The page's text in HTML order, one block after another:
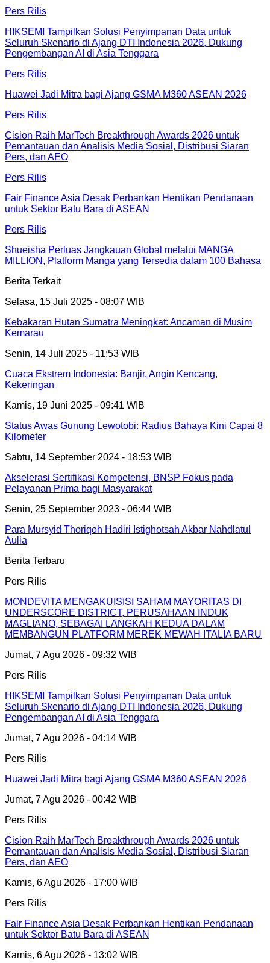
Pers Rilis
HIKSEMI Tampilkan Solusi Penyimpanan Data untuk
Seluruh Skenario di Ajang DTI Indonesia 2026, Dukung
Pengembangan AI di Asia Tenggara
Pers Rilis
Huawei Jadi Mitra bagi Ajang GSMA M360 ASEAN 2026
Pers Rilis
Cision Raih MarTech Breakthrough Awards 2026 untuk
Pemantauan dan Analisis Media Sosial, Distribusi Siaran
Pers, dan AEO
Pers Rilis
Fair Finance Asia Desak Perbankan Hentikan Pendanaan
untuk Sektor Batu Bara di ASEAN
Pers Rilis
Shueisha Perluas Jangkauan Global melalui MANGA
MILLION, Platform Manga yang Tersedia dalam 100 Bahasa
Berita Terkait
Selasa, 15 Juli 2025 - 08:07 WIB
Kebakaran Hutan Sumatra Meningkat: Ancaman di Musim
Kemarau
Senin, 14 Juli 2025 - 11:53 WIB
Cuaca Ekstrem Indonesia: Banjir, Angin Kencang,
Kekeringan
Kamis, 19 Juni 2025 - 09:41 WIB
Status Awas Gunung Lewotobi: Radius Bahaya Kini Capai 8
Kilometer
Sabtu, 14 September 2024 - 18:53 WIB
Akselerasi Sertifikasi Kompetensi, BNSP Fokus pada
Pelayanan Prima bagi Masyarakat
Senin, 25 September 2023 - 06:44 WIB
Para Mursyid Thoriqoh Hadiri Istighotsah Akbar Nahdlatul
Aulia
Berita Terbaru
Pers Rilis
MONDEVITA MENGAKUISISI SAHAM MAYORITAS DI
UNDERSCORE DISTRICT, PERUSAHAAN INDUK
MAGLIANO, SEBAGAI LANGKAH KEDUA DALAM
MEMBANGUN PLATFORM MEREK MEWAH ITALIA BARU
Jumat, 7 Agu 2026 - 09:32 WIB
Pers Rilis
HIKSEMI Tampilkan Solusi Penyimpanan Data untuk
Seluruh Skenario di Ajang DTI Indonesia 2026, Dukung
Pengembangan AI di Asia Tenggara
Jumat, 7 Agu 2026 - 04:14 WIB
Pers Rilis
Huawei Jadi Mitra bagi Ajang GSMA M360 ASEAN 2026
Jumat, 7 Agu 2026 - 00:42 WIB
Pers Rilis
Cision Raih MarTech Breakthrough Awards 2026 untuk
Pemantauan dan Analisis Media Sosial, Distribusi Siaran
Pers, dan AEO
Kamis, 6 Agu 2026 - 17:00 WIB
Pers Rilis
Fair Finance Asia Desak Perbankan Hentikan Pendanaan
untuk Sektor Batu Bara di ASEAN
Kamis, 6 Agu 2026 - 13:02 WIB